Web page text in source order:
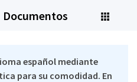
Documentos
español mediante
para su comodidad. En